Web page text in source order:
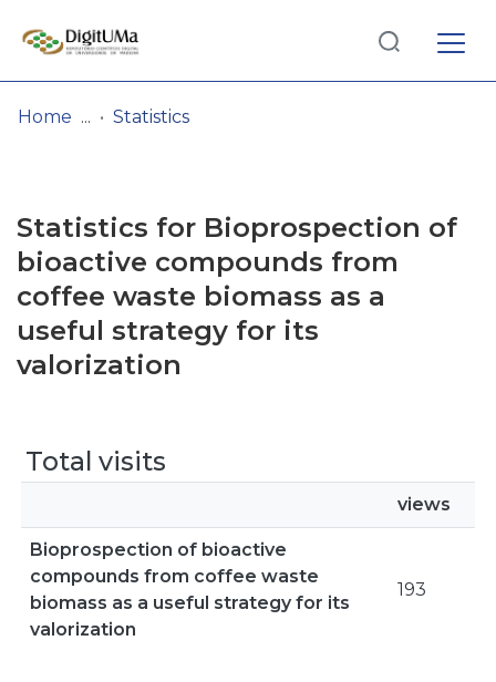
Browse repository
Entities
Log
In(current)
Home Statistics
Statistics for Bioprospection of
bioactive compounds from
coffee waste biomass as a
useful strategy for its
valorization
Total visits
views
Bioprospection of bioactive
compounds from coffee waste
biomass as a useful strategy for its
valorization
193